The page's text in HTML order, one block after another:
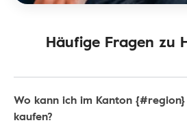
Häufige Fragen zu
Wo kann ich im Kanton
kaufen?